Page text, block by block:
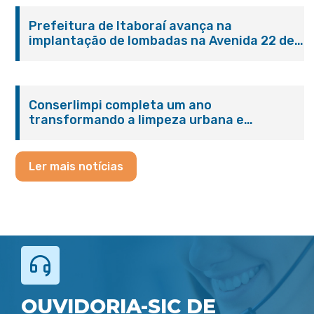
Prefeitura de Itaboraí avança na
implantação de lombadas na Avenida 22 de
Conserlimpi completa um ano
transformando a limpeza urbana e
Ler mais notícias
OUVIDORIA-SIC DE